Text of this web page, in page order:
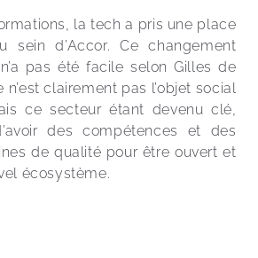
la tech a pris une place
sein d’Accor. Ce changement
pas été facile selon Gilles de
clairement pas l’objet social
ce secteur étant devenu clé,
des compétences et des
de qualité pour être ouvert et
écosystème.